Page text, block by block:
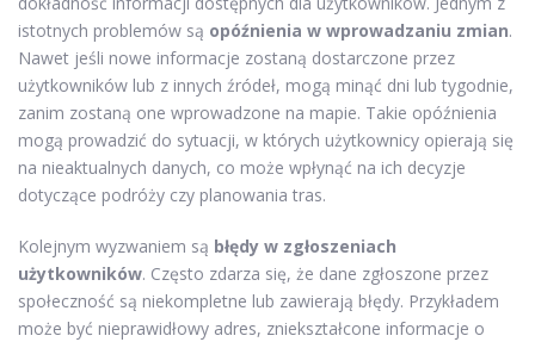
istotnych problemów są opóźnienia w wprowadzaniu zmian.
Nawet jeśli nowe informacje zostaną dostarczone przez
użytkowników lub z innych źródeł, mogą minąć dni lub tygodnie,
zanim zostaną one wprowadzone na mapie. Takie opóźnienia
mogą prowadzić do sytuacji, w których użytkownicy opierają się
na nieaktualnych danych, co może wpłynąć na ich decyzje
dotyczące podróży czy planowania tras.
Kolejnym wyzwaniem są błędy w zgłoszeniach
użytkowników. Często zdarza się, że dane zgłoszone przez
społeczność są niekompletne lub zawierają błędy. Przykładem
może być nieprawidłowy adres, zniekształcone informacje o